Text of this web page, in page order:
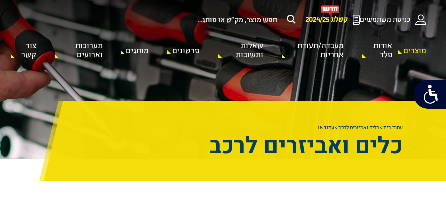
כניסת משתמשים קטלוג 2024/25
מוצרים
אודות
פלד
מעבדה/תעודת
אחריות
שאלות
ותשובות
סרטונים מותגים
תערוכות
וארועים
צור
קשר
עמוד בית>כלים ואביזרים לרכב>עמוד 18
כלים ואביזרים לרכב